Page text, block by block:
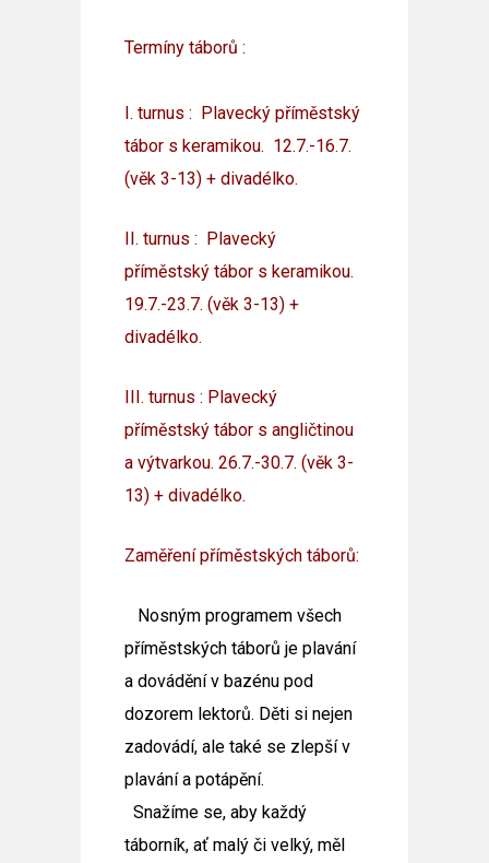
Termíny táborů :
I. turnus : Plavecký příměstský
tábor s keramikou. 12.7.-16.7.
(věk 3-13) + divadélko.
II. turnus : Plavecký
příměstský tábor s keramikou.
19.7.-23.7. (věk 3-13) +
divadélko.
III. turnus : Plavecký
příměstský tábor s angličtinou
a výtvarkou. 26.7.-30.7. (věk 3-
13) + divadélko.
Zaměření příměstských táborů:
Nosným programem všech
příměstských táborů je plavání
a dovádění v bazénu pod
dozorem lektorů. Děti si nejen
zadovádí, ale také se zlepší v
plavání a potápění.
Snažíme se, aby každý
táborník, ať malý či velký, měl